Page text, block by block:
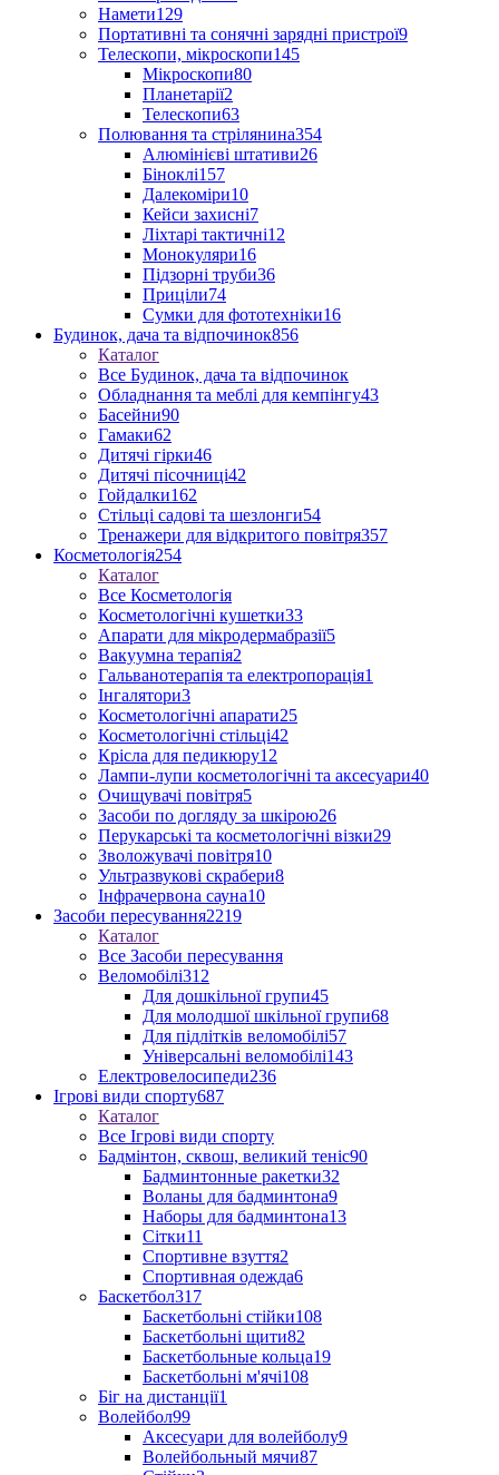
Намети129
Портативні та сонячні зарядні пристрої9
Телескопи, мікроскопи145
Мікроскопи80
Планетарії2
Телескопи63
Полювання та стрілянина354
Алюмінієві штативи26
Біноклі157
Далекоміри10
Кейси захисні7
Ліхтарі тактичні12
Монокуляри16
Підзорні труби36
Приціли74
Сумки для фототехніки16
Будинок, дача та відпочинок856
Каталог
Все Будинок, дача та відпочинок
Обладнання та меблі для кемпінгу43
Басейни90
Гамаки62
Дитячі гірки46
Дитячі пісочниці42
Гойдалки162
Стільці садові та шезлонги54
Тренажери для відкритого повітря357
Косметологія254
Каталог
Все Косметологія
Косметологічні кушетки33
Апарати для мікродермабразії5
Вакуумна терапія2
Гальванотерапія та електропорація1
Інгалятори3
Косметологічні апарати25
Косметологічні стільці42
Крісла для педикюру12
Лампи-лупи косметологічні та аксесуари40
Очищувачі повітря5
Засоби по догляду за шкірою26
Перукарські та косметологічні візки29
Зволожувачі повітря10
Ультразвукові скрабери8
Інфрачервона сауна10
Засоби пересування2219
Каталог
Все Засоби пересування
Веломобілі312
Для дошкільної групи45
Для молодшої шкільної групи68
Для підлітків веломобілі57
Універсальні веломобілі143
Електровелосипеди236
Ігрові види спорту687
Каталог
Все Ігрові види спорту
Бадмінтон, сквош, великий теніс90
Бадминтонные ракетки32
Воланы для бадминтона9
Наборы для бадминтона13
Сітки11
Спортивне взуття2
Спортивная одежда6
Баскетбол317
Баскетбольні стійки108
Баскетбольні щити82
Баскетбольные кольца19
Баскетбольні м'ячі108
Біг на дистанції1
Волейбол99
Аксесуари для волейболу9
Волейбольный мячи87